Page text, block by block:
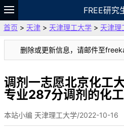
FREE研究
题库
故事 专题 APP
VIP
资料
首页 > 天津 > 天津理工大学 > 天津理
删除或更新信息，请邮件至
调剂一志愿北京化工
专业287分调剂的化
本站小编 天津理工大学/2022-10-16